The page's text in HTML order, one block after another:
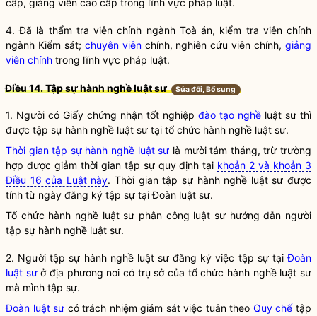
cấp, giảng viên cao cấp trong lĩnh vực pháp luật.
4. Đã là thẩm tra viên chính ngành Toà án, kiểm tra viên chính
ngành Kiểm sát; chuyên viênchính, nghiên cứu viên chính,giảng
viên chính trong lĩnh vực pháp luật.
Điều 14. Tập sựhành nghềluật sư Sửa đổi, Bổ sung
1. Người có Giấy chứng nhận tốt nghiệp đào tạo nghề luật sư thì
được tập sự hành nghề luật sư tại tổ chức hành nghề luật sư.
Thời gian tập sự hành nghề luật sư là mười tám tháng, trừ trường
hợp được giảm thời gian tập sự quy định tại khoản 2 và khoản 3
Điều 16 của Luật này.Thời gian tập sự hành nghề luật sư được
tính từ ngày đăng ký tập sự tạiĐoàn luật sư.
Tổ chức hành nghề luật sư phân công luật sư hướng dẫn người
tập sự hành nghề luật sư.
2. Người tập sự hành nghềluật sư đăng ký việc tập sự tạiĐoàn
luật sưở địa phương nơi có trụ sở của tổ chức hành nghềluật sư
mà mình tập sự.
Đoàn luật sư có trách nhiệm giám sát việc tuân theo Quy chếtập